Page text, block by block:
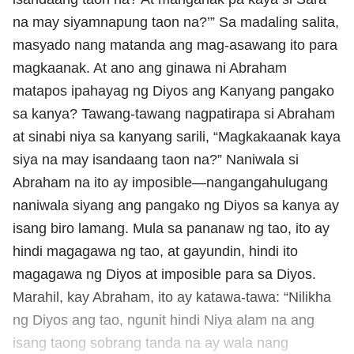
na may siyamnapung taon na?’” Sa madaling salita,
masyado nang matanda ang mag-asawang ito para
magkaanak. At ano ang ginawa ni Abraham
matapos ipahayag ng Diyos ang Kanyang pangako
sa kanya? Tawang-tawang nagpatirapa si Abraham
at sinabi niya sa kanyang sarili, “Magkakaanak kaya
siya na may isandaang taon na?” Naniwala si
Abraham na ito ay imposible—nangangahulugang
naniwala siyang ang pangako ng Diyos sa kanya ay
isang biro lamang. Mula sa pananaw ng tao, ito ay
hindi magagawa ng tao, at gayundin, hindi ito
magagawa ng Diyos at imposible para sa Diyos.
Marahil, kay Abraham, ito ay katawa-tawa: “Nilikha
ng Diyos ang tao, ngunit hindi Niya alam na ang
isang taong sobrang tanda na ay wala nang